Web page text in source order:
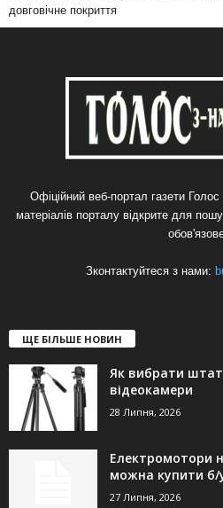
довговічне покриття
Офіційний веб-портал газети
матеріалів порталу відкрите для
Зконтактуйтеся з нами:
ЩЕ БІЛЬШЕ НОВИН
Як вибрати
відеокамери
28 Липня, 2026
Електромотори
можна купити б/
27 Липня, 2026